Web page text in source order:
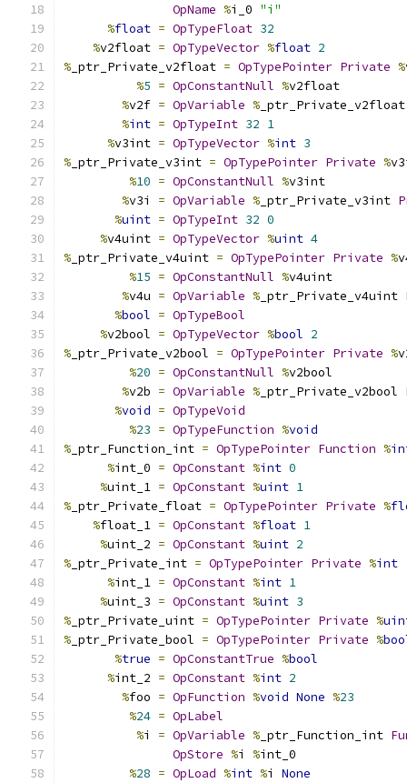
OpName %i_0 "i"
%float = OpTypeFloat 32
%v2float = OpTypeVector %float 2
% _ptr_Private_v2float = OpTypePointer Private %
%5 = OpConstantNull %v2float
%v2f = OpVariable %
%int = OpTypeInt 32 1
%v3int = OpTypeVector %int 3
% _ptr_Private_v3int = OpTypePointer Private %
%10 = OpConstantNull %v3int
%v3i = OpVariable % _ptr_Private_v3int
%uint = OpTypeInt 32 0
%v4uint = OpTypeVector %uint 4
% _ptr_Private_v4uint = OpTypePointer Private %
%15 = OpConstantNull %v4uint
%v4u = OpVariable % _ptr_Private_v4uint
%bool = OpTypeBool
%v2bool = OpTypeVector %bool 2
% _ptr_Private_v2bool = OpTypePointer Private %
%20 = OpConstantNull %v2bool
%v2b = OpVariable % _ptr_Private_v2bool
%void = OpTypeVoid
%23 = OpTypeFunction %void
% _ptr_Function_int = OpTypePointer Function %
%int_0 = OpConstant %int 0
%uint_1 = OpConstant %uint 1
% _ptr_Private_float = OpTypePointer Private %
%float_1 = OpConstant %float 1
%uint_2 = OpConstant %uint 2
% _ptr_Private_int = OpTypePointer Private %int
%int_1 = OpConstant %int 1
%uint_3 = OpConstant %uint 3
% _ptr_Private_uint = OpTypePointer Private %
% _ptr_Private_bool = OpTypePointer Private %
%true = OpConstantTrue %bool
%int_2 = OpConstant %int 2
%foo = OpFunction %void None %23
%24 = OpLabel
%i = OpVariable % _ptr_Function_int
OpStore %i %int_0
%28 = OpLoad %int %i None